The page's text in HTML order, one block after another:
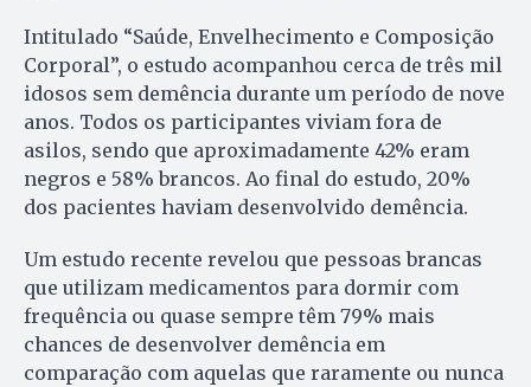
Intitulado “Saúde, Envelhecimento e Composição
Corporal”, o estudo acompanhou cerca de três mil
idosos sem demência durante um período de nove
anos. Todos os participantes viviam fora de
asilos, sendo que aproximadamente 42% eram
negros e 58% brancos. Ao final do estudo, 20%
dos pacientes haviam desenvolvido demência.
Um estudo recente revelou que pessoas brancas
que utilizam medicamentos para dormir com
frequência ou quase sempre têm 79% mais
chances de desenvolver demência em
comparação com aquelas que raramente ou nunca